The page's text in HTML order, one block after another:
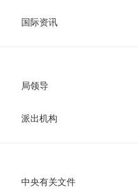
国际资讯
局领导
派出机构
中央有关文件